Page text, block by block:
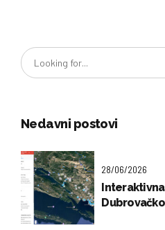
Nedavni postovi
28/06/2026